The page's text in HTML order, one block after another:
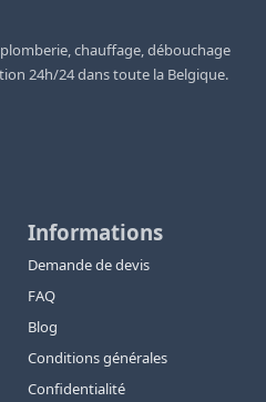
chauffage, débouchage
24h/24 dans toute la Belgique.
Informations
Demande de devis
FAQ
Blog
Conditions générales
Confidentialité